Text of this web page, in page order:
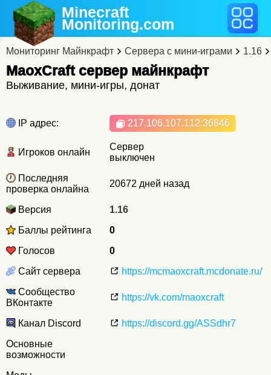
Minecraft
Monitoring.com
Мониторинг Майнкрафт Сервера с мини-играми 1.16
MaoxCraft cервер майнкрафт
Выживание, мини-игры, донат
IP адрес: 217.106.107.112:36846
Игроков онлайн
Сервер
выключен
Последняя
проверка онлайна
20672 дней назад
Версия
1.16
Баллы рейтинга
0
Голосов
0
Сайт сервера
https://mcmaoxcraft.mcdonate.ru/
Сообщество
ВКонтакте
https://vk.com/maoxcraft
Канал Discord
https://discord.gg/ASSdhr7
Основные
возможности